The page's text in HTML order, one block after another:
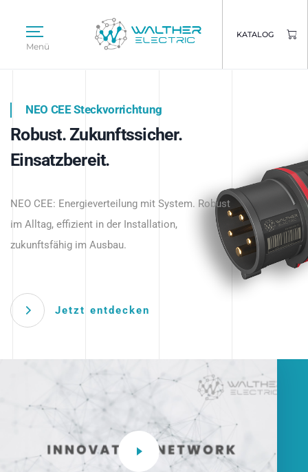
Menü
KATALOG
Intelligente Stromverteilung
beginnt hier.
NEO CEE Steckvorrichtung
Robust. Zukunftssicher.
Einsatzbereit.
NEO CEE: Energieverteilung mit System. Robust
im Alltag, effizient in der Installation,
zukunftsfähig im Ausbau.
Jetzt entdecken
Intelligenz trifft Energie.
Anwendungen – robust, IP-geschützt und
zukunftsfähig.